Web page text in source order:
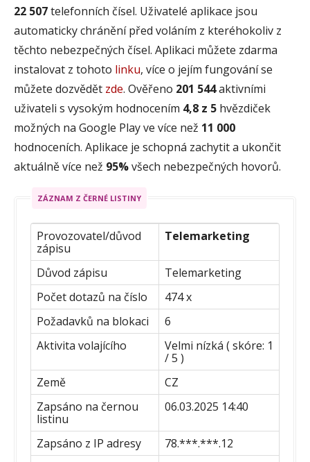
22 507telefonních čísel. Uživatelé aplikace jsou
automaticky chránění před voláním z kteréhokoliv z
těchto nebezpečných čísel. Aplikaci můžete zdarma
instalovat z tohoto linku, více o jejím fungování se
můžete dozvědět zde. Ověřeno 201 544aktivními
uživateli s vysokým hodnocením 4,8 z 5 hvězdiček
možných na Google Play ve více než 11 000
hodnoceních. Aplikace je schopná zachytit a ukončit
aktuálně více než 95%všech nebezpečných hovorů.
ZÁZNAM Z ČERNÉ LISTINY
Provozovatel/důvod
zápisu
Telemarketing
Důvod zápisu
Telemarketing
Počet dotazů na číslo
474 x
Požadavků na blokaci
6
Aktivita volajícího
Velmi nízká ( skóre: 1
/ 5 )
Země
CZ
Zapsáno na černou
listinu
06.03.2025 14:40
Zapsáno z IP adresy
78.***.***.12